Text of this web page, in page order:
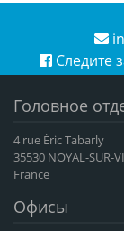
Следите
Головное
4 rue Éric Tabarly
35530 NOYAL-SUR-
France
Офисы